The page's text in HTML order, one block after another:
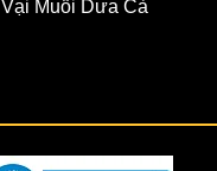
Vại Muối Dưa Cà